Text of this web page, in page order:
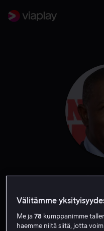
Välitämme
Me ja78 kumppanimme
haemme niitä siitä, jotta